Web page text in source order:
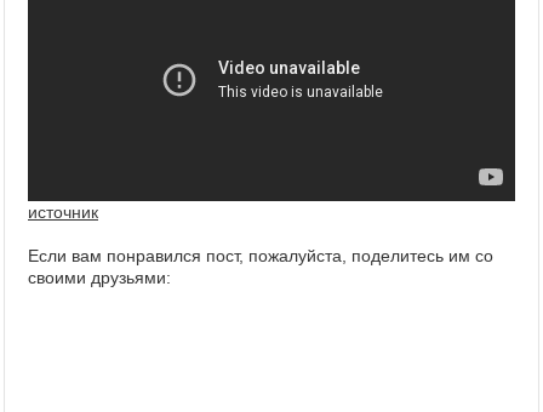
источник
Если вам понравился пост, пожалуйста, поделитесь им со
своими друзьями: